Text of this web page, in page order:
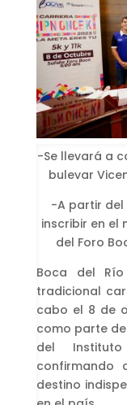
-Se llevará a
bulevar
-A partir del
inscribir en el
del Foro
Boca del
tradicional
cabo el 8 de
como parte
del
destino